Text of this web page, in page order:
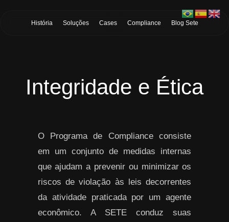
História Soluções Cases Compliance Blog Sete
Integridade e Ética
O Programa de Compliance consiste
em um conjunto de medidas internas
que ajudam a prevenir ou minimizar os
riscos de violação às leis decorrentes
da atividade praticada por um agente
econômico. A SETE conduz suas